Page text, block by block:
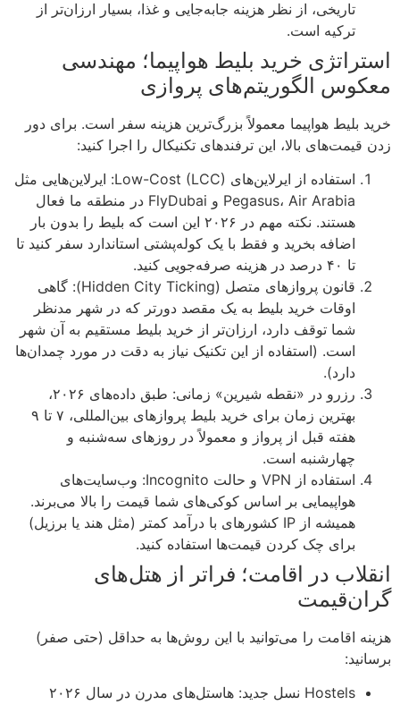
تاریخی، از نظر هزینه جابه‌جایی و غذا، بسیار ارزان‌تر از
ترکیه است.
استراتژی خرید بلیط هواپیما؛ مهندسی
معکوس الگوریتم‌های پروازی
خرید بلیط هواپیما معمولاً بزرگ‌ترین هزینه سفر است. برای دور
زدن قیمت‌های بالا، این ترفندهای تکنیکال را اجرا کنید:
استفاده از ایرلاین‌های Low-Cost (LCC): ایرلاین‌هایی مثل
Pegasus، Air Arabia و FlyDubai در منطقه ما فعال
هستند. نکته مهم در ۲۰۲۶ این است که بلیط را بدون بار
اضافه بخرید و فقط با یک کوله‌پشتی استاندارد سفر کنید تا
تا ۴۰ درصد در هزینه صرفه‌جویی کنید.
قانون پروازهای متصل (Hidden City Ticking): گاهی
اوقات خرید بلیط به یک مقصد دورتر که در شهر مدنظر
شما توقف دارد، ارزان‌تر از خرید بلیط مستقیم به آن شهر
است. (استفاده از این تکنیک نیاز به دقت در مورد چمدان‌ها
دارد).
رزرو در «نقطه شیرین» زمانی: طبق داده‌های ۲۰۲۶،
بهترین زمان برای خرید بلیط پروازهای بین‌المللی، ۷ تا ۹
هفته قبل از پرواز و معمولاً در روزهای سه‌شنبه و
چهارشنبه است.
استفاده از VPN و حالت Incognito: وب‌سایت‌های
هواپیمایی بر اساس کوکی‌های شما قیمت را بالا می‌برند.
همیشه از IP کشورهای با درآمد کمتر (مثل هند یا برزیل)
برای چک کردن قیمت‌ها استفاده کنید.
انقلاب در اقامت؛ فراتر از هتل‌های
گران‌قیمت
هزینه اقامت را می‌توانید با این روش‌ها به حداقل (حتی صفر)
برسانید:
Hostels نسل جدید: هاستل‌های مدرن در سال ۲۰۲۶